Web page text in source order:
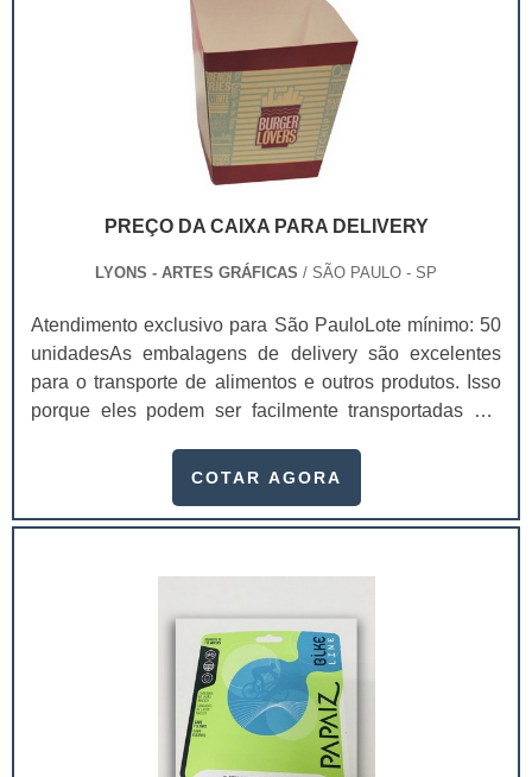
PREÇO DA CAIXA PARA DELIVERY
LYONS - ARTES GRÁFICAS / SÃO PAULO - SP
Atendimento exclusivo para São PauloLote mínimo: 50
unidadesAs embalagens de delivery são excelentes
para o transporte de alimentos e outros produtos. Isso
porque eles podem ser facilmente transportadas por
de forma ágil e rápida. Existem diversas caixas e
qualidade, pesquise o preço da caixa para delivery e
embalagens são usadas em vários setores industriais,
aquisição de embalagens personalizadas, o seu
produto será mais valorizado pelo consumidor, pois ele
vai comprar algo que tenha qualidade e
confiança.Vantagens das embalagens para
deliveryUma das grandes vantagens na compra de
COTAR AGORA